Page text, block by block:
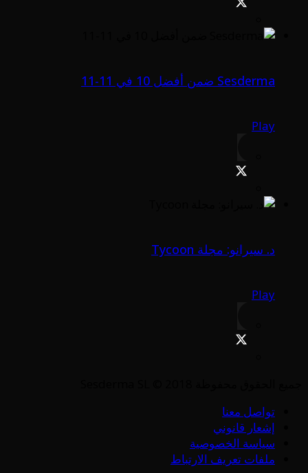
Sesderma ضمن أفضل 10 في 11-11
Play
د. سيرانو: مجلة Tycoon
Play
تواصل معنا
إشعار قانوني
سياسة الخصوصية
ملفات تعريف الارتباط